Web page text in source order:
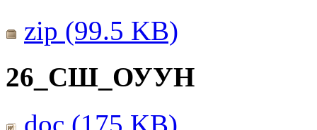
zip (99.5 KB)
26_СШ_ОУУН
doc (175 KB)